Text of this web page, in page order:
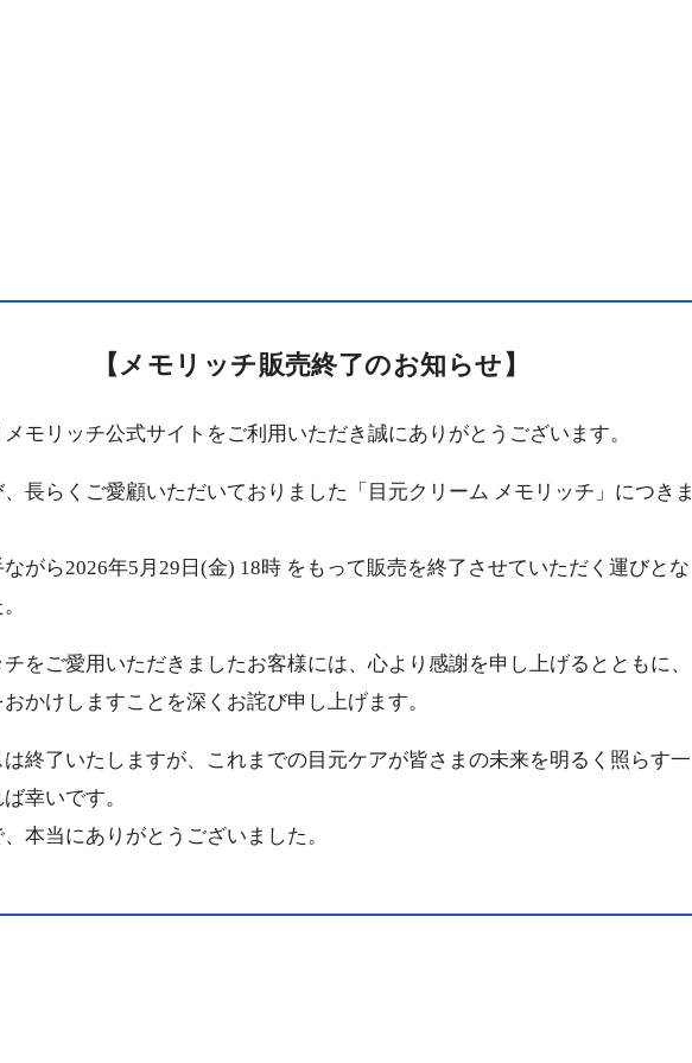
【メモリッチ販売終了のお知らせ】
モリッチ公式サイトをご利用いただき誠にありがとうございます。
、長らくご愛顧いただいておりました「目元クリーム メモリッチ」につきま
がら2026年5月29日(金) 18時 をもって販売を終了させていただく運びとな
チをご愛用いただきましたお客様には、心より感謝を申し上げるとともに、
かけしますことを深くお詫び申し上げます。
終了いたしますが、これまでの目元ケアが皆さまの未来を明るく照らす一
幸いです。
本当にありがとうございました。